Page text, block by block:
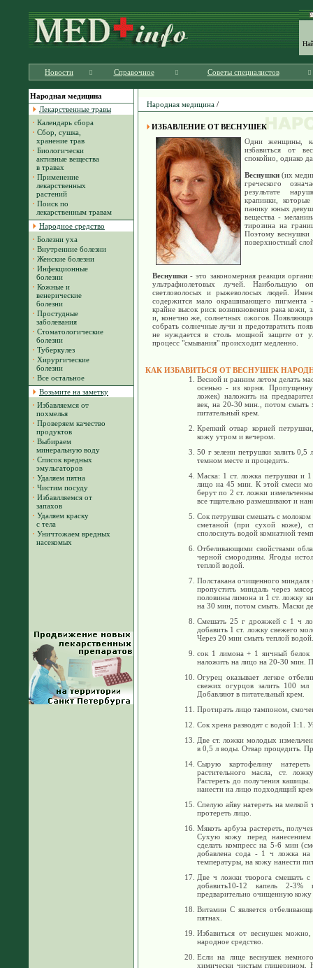
Новости Справочное Советы специалистов
Народная медицина
Лекарственные травы
· Календарь сбора
· Сбор, сушка,
хранение трав
· Биологически
активные вещества
в травах
· Применение
лекарственных
растений
· Поиск по
лекарственным травам
Народное средство
· Болезни уха
· Внутренние болезни
· Женские болезни
· Инфекционные
болезни
· Кожные и
венерические
болезни
· Простудные
заболевания
· Стоматологические
болезни
· Туберкулез
· Хирургические
болезни
· Все остальное
Возьмите на заметку
· Избавляемся от
похмелья
· Проверяем качество
продуктов
· Выбираем
минеральную воду
· Список вредных
эмульгаторов
· Удаляем пятна
· Чистим посуду
· Избавлляемся от
запахов
· Удаляем краску
с тела
· Уничтожаем вредных
насекомых
Народная медицина /
ИЗБАВЛЕНИЕ ОТ ВЕСНУШЕК
Одни женщины,
избавиться от
спокойно, однако
Веснушки (их
греческого
результате
крапинки,
панику юных
вещества -
тирозина на
Поэтому веснушки
поверхностный
Веснушки - это закономерная реакция
ультрафиолетовых лучей. Наибольшую
светловолосых и рыжеволосых людей.
содержится мало окрашивающего
крайне высок риск возникновения рака кожи,
и, конечно же, солнечных ожогов.
собрать солнечные лучи и предотвратить
не нуждается в столь мощной защите от
процесс "смывания" происходит медленно.
КАК ИЗБАВИТЬСЯ ОТ ВЕСНУШЕК
Весной и ранним летом делать
осенью - из корня.
ложек) наложить на
век, на 20-30 мин., потом смыть
питательный крем.
Крепкий отвар корней
кожу утром и вечером.
50 г зелени петрушки залить 0,5
темном месте и процедить.
Маска: 1 ст. ложка петрушки и 1
лицо на 45 мин. К этой смеси
берут по 2 ст. ложки
все тщательно размешивают и
Сок петрушки смешать с
сметаной (при сухой коже),
сполоснуть водой комнатной
Отбеливающими свойствами
черной смородины. Ягоды
теплой водой.
Полстакана очищенного миндаля
пропустить миндаль через
половины лимона и 1 ст. ложку
на 30 мин, потом смыть. Маски
Смешать 25 г дрожжей с 1 ч
добавить 1 ст. ложку свежего
Через 20 мин смыть теплой водой.
сок 1 лимона + 1 яичный
наложить на лицо на 20-30 мин.
Огурец оказывает легкое
свежих огурцов залить 100
Добавляют в питательный крем.
Протирать лицо тампоном,
Сок хрена разводят с водой 1:1.
Две ст. ложки молодых
в 0,5 л воды. Отвар процедить.
Сырую картофелину
растительного масла, ст.
Растереть до получения
нанести на лицо подходящий
Спелую айву натереть на мелкой
протереть лицо.
Мякоть арбуза растереть,
Сухую кожу перед нанесением
сделать компресс на 5-6 мин
добавлена сода - 1 ч ложка
температуры, на кожу нанести
Две ч ложки творога смешать
добавить10-12 капель 2-
предварительно очищенную
Витамин С является
пятнах.
Избавиться от веснушек
народное средство.
Если на лице веснушек
химически чистым глицерином.